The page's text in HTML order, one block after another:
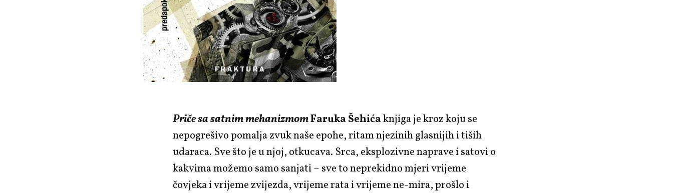
Priče sa satnim mehanizmomFaruka Šehićaknjiga je kroz koju se
nepogrešivo pomalja zvuk naše epohe, ritam njezinih glasnijih i tiših
udaraca. Sve što je u njoj, otkucava. Srca, eksplozivne naprave i satovi o
kakvima možemo samo sanjati – sve to neprekidno mjeri vrijeme
čovjeka i vrijeme zvijezda, vrijeme rata i vrijeme ne-mira, prošlo i